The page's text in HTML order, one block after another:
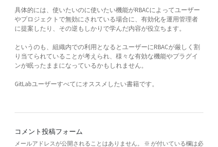
具体的には、使いたいのに使いたい機能がRBACによってユーザー
やプロジェクトで無効にされている場合に、有効化を運用管理者
に提案したり、その逆もしかりで学んだ内容が役立ちます。
というのも、組織内での利用となるとユーザーにRBACが厳しく割
り当てられていることが考えられ、様々な有効な機能やプラグイ
ンが眠ったままになっているかもしれません。
GitLabユーザーすべてにオススメしたい書籍です。
コメント投稿フォーム
メールアドレスが公開されることはありません。 ※ が付いている欄は必